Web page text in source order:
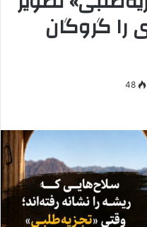
را گروگان
48